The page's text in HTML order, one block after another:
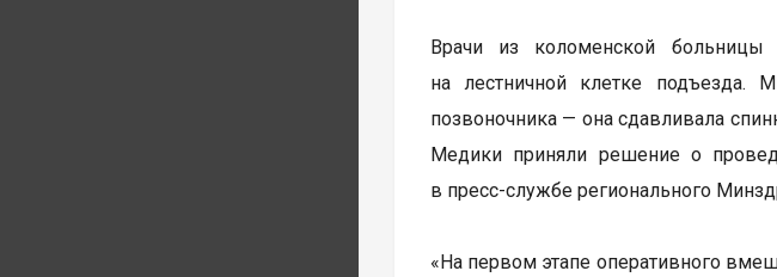
Врачи из коломенской больницы
на лестничной клетке подъезда.
позвоночника — она сдавливала
Медики приняли решение о
в пресс-службе регионального
«На первом этапе оперативного